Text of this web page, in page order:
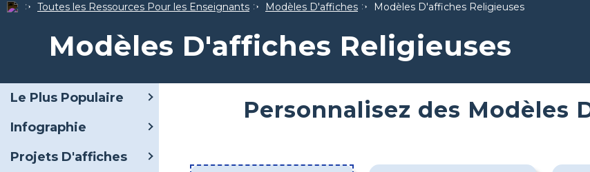
Toutes les Ressources Pour les Enseignants Modèles D'affiches Modèles D'affiches Religieuses
Modèles D'affiches Religieuses
Le Plus Populaire
Infographie
Projets D'affiches
Personnalisez des Modèles